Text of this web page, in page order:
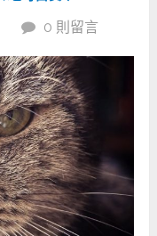
0 則留言